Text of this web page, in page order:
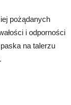
pożądanych
i odporności
na talerzu